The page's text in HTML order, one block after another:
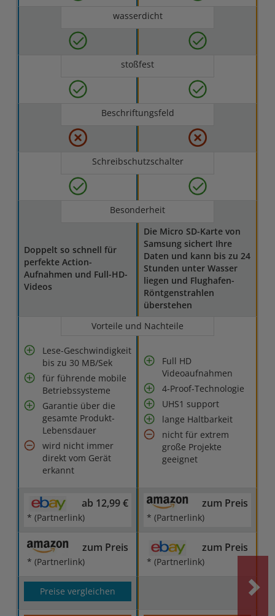
wasserdicht
stoßfest
Beschriftungsfeld
Schreibschutzschalter
Besonderheit
Doppelt so schnell für
perfekte Action-
Aufnahmen und Full-HD-
Videos
Die Micro SD-Karte von
Samsung sichert Ihre
Daten und kann bis zu 24
Stunden unter Wasser
liegen und Flughafen-
Röntgenstrahlen
überstehen
Vorteile und Nachteile
Lese-Geschwindigkeit
bis zu 30 MB/Sek
für führende mobile
Betriebssysteme
Garantie über die
gesamte Produkt-
Lebensdauer
wird nicht immer
direkt vom Gerät
erkannt
Full HD
Videoaufnahmen
4-Proof-Technologie
UHS1 support
lange Haltbarkeit
nicht für extrem
große Projekte
geeignet
ab 12,99 €
* (Partnerlink)
zum Preis
* (Partnerlink)
zum Preis
* (Partnerlink)
zum Preis
* (Partnerlink)
Preise vergleichen